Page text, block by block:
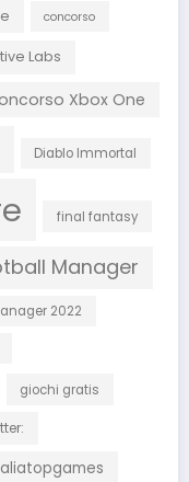
concorso
Labs
Xbox One
Diablo Immortal
final fantasy
Manager
2022
giochi gratis